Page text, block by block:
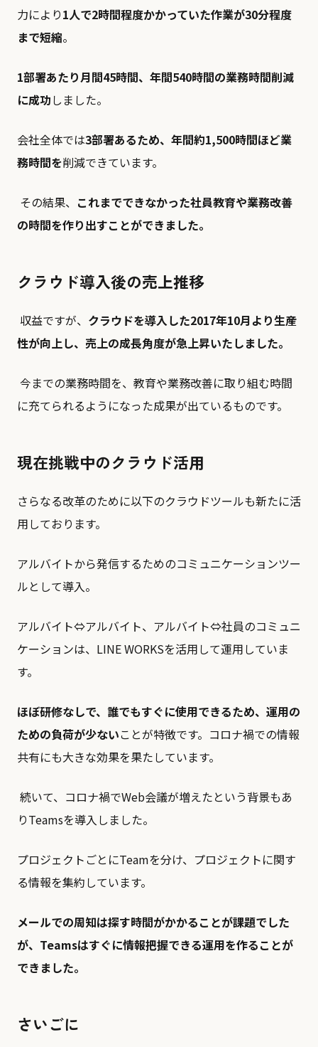
力により1⼈で2時間程度かかっていた作業が30分程度
まで短縮。
1部署あたり⽉間45時間、年間540時間の業務時間削減
に成功しました。
会社全体では3部署あるため、年間約1,500時間ほど業
務時間を削減できています。
その結果、 これまでできなかった社員教育や業務改善
の時間を作り出すことができました。
クラウド導⼊後の売上推移
収益ですが、 クラウドを導⼊した2017年10⽉より⽣産
性が向上し、売上の成⻑⾓度が急上昇いたしました。
今までの業務時間を、教育や業務改善に取り組む時間
に充てられるようになった成果が出ているものです。
現在挑戦中のクラウド活⽤
さらなる改革のために以下のクラウドツールも新たに活
用しております。
アルバイトから発信するためのコミュニケーションツー
ルとして導入。
アルバイト⇔アルバイト、アルバイト⇔社員のコミュニ
ケーションは、LINE WORKSを活⽤して運⽤していま
す。
ほぼ研修なしで、誰でもすぐに使⽤できるため、運用の
ための負荷が少ないことが特徴です。コロナ禍での情報
共有にも大きな効果を果たしています。
続いて、コロナ禍でWeb会議が増えたという背景もあ
りTeamsを導入しました。
プロジェクトごとにTeamを分け、プロジェクトに関す
る情報を集約しています。
メールでの周知は探す時間がかかることが課題でした
が、Teamsはすぐに情報把握できる運用を作ることが
できました。
さいごに